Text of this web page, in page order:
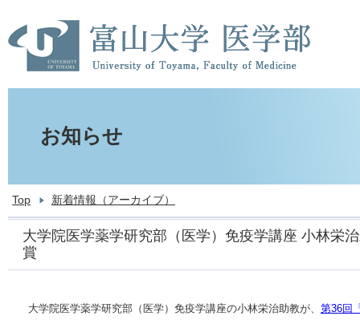
お知らせ
Top 新着情報（アーカイブ）
大学院医学薬学研究部（医学）免疫学講座 小林栄
賞
大学院医学薬学研究部（医学）免疫学講座の小林栄治助教が、 第36回